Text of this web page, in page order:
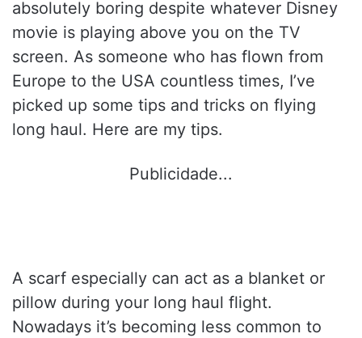
absolutely boring despite whatever Disney
movie is playing above you on the TV
screen. As someone who has flown from
Europe to the USA countless times, I’ve
picked up some tips and tricks on flying
long haul. Here are my tips.
Publicidade...
A scarf especially can act as a blanket or
pillow during your long haul flight.
Nowadays it’s becoming less common to